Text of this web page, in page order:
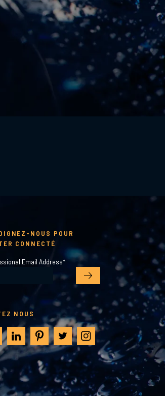
NOUS POUR
CONNECTÉ
Email Address*
NOUS